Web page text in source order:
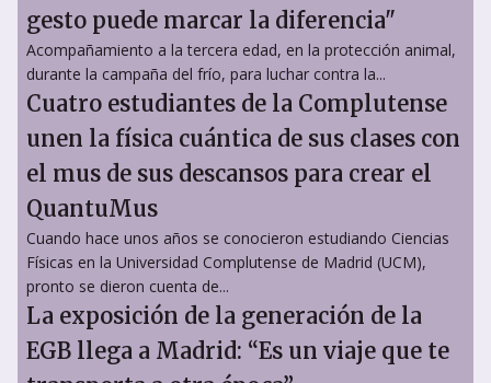
gesto puede marcar la diferencia"
Acompañamiento a la tercera edad, en la protección animal,
durante la campaña del frío, para luchar contra la...
Cuatro estudiantes de la Complutense
unen la física cuántica de sus clases con
el mus de sus descansos para crear el
QuantuMus
Cuando hace unos años se conocieron estudiando Ciencias
Físicas en la Universidad Complutense de Madrid (UCM),
pronto se dieron cuenta de...
La exposición de la generación de la
EGB llega a Madrid: “Es un viaje que te